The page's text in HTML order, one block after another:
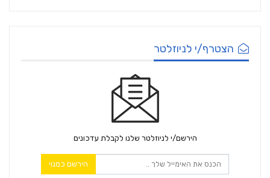
הצטרף/י לניוזלטר
הירשם/י לניוזלטר שלנו לקבלת עדכונים
הירשם כמנוי